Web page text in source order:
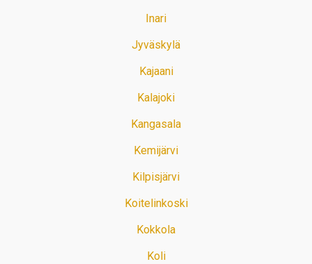
Inari
Jyväskylä
Kajaani
Kalajoki
Kangasala
Kemijärvi
Kilpisjärvi
Koitelinkoski
Kokkola
Koli